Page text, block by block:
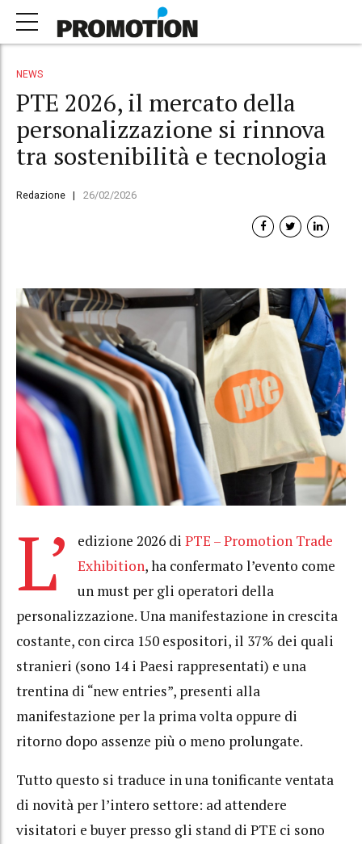
NEWS
PTE 2026, il mercato della
personalizzazione si rinnova
tra sostenibilità e tecnologia
Redazione 26/02/2026
L’ edizione 2026 diPTE – Promotion Trade
Exhibition, ha confermato l’evento come
un must per gli operatori della
personalizzazione. Una manifestazione in crescita
costante, con circa 150 espositori, il 37% dei quali
stranieri (sono 14 i Paesi rappresentati) e una
trentina di “new entries”, presenti alla
manifestazione per la prima volta oppure di
ritorno dopo assenze più o meno prolungate.
Tutto questo si traduce in una tonificante ventata
di novità per l’intero settore: ad attendere
visitatori e buyer presso gli stand di PTE ci sono